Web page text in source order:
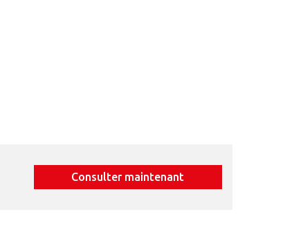
Consulter maintenant